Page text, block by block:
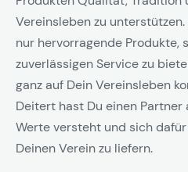
Vereinsleben zu
nur hervorragende Produkte,
zuverlässigen Service zu
ganz auf Dein Vereinsleben
Deitert hast Du einen Partner
Werte versteht und sich
Deinen Verein zu liefern.